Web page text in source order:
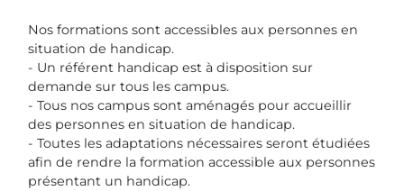
Nos formations sont accessibles aux personnes en
situation de handicap.
- Un référent handicap est à disposition sur
demande sur tous les campus.
- Tous nos campus sont aménagés pour accueillir
des personnes en situation de handicap.
- Toutes les adaptations nécessaires seront étudiées
afin de rendre la formation accessible aux personnes
présentant un handicap.